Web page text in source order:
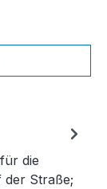
die
der Straße;